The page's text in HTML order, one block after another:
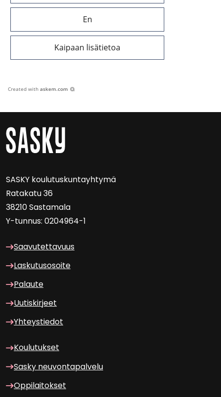
En
Kaipaan lisätietoa
Created with askem.com
SASKY kou­lu­tus­kun­tayh­ty­mä
Ra­ta­ka­tu 36
38210 Sas­ta­ma­la
Y-​tunnus: 0204964-1
Saa­vu­tet­ta­vuus
Las­ku­tuso­soi­te
Pa­lau­te
Uu­tis­kir­jeet
Yh­teys­tie­dot
Kou­lu­tuk­set
Sasky neu­von­ta­pal­ve­lu
Op­pi­lai­tok­set